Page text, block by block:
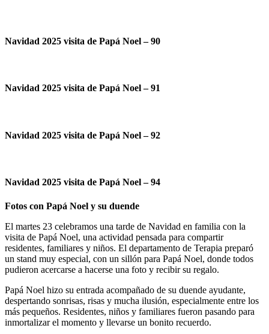
Navidad 2025 visita de Papá Noel – 90
Navidad 2025 visita de Papá Noel – 91
Navidad 2025 visita de Papá Noel – 92
Navidad 2025 visita de Papá Noel – 94
Fotos con Papá Noel y su duende
El martes 23 celebramos una tarde de Navidad en familia con la
visita de Papá Noel, una actividad pensada para compartir
residentes, familiares y niños. El departamento de Terapia preparó
un stand muy especial, con un sillón para Papá Noel, donde todos
pudieron acercarse a hacerse una foto y recibir su regalo.
Papá Noel hizo su entrada acompañado de su duende ayudante,
despertando sonrisas, risas y mucha ilusión, especialmente entre los
más pequeños. Residentes, niños y familiares fueron pasando para
inmortalizar el momento y llevarse un bonito recuerdo.